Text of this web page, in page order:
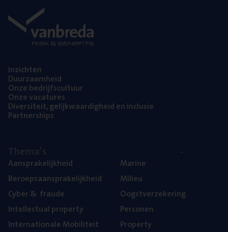
Inzich­ten
Duur­zaam­heid
Onze bedrijfs­cul­tuur
Onze vaca­tu­res
Diver­si­teit, gelijk­waar­dig­heid en inclusie
Part­ner­ships
Aan­spra­ke­lijk­heid
Beroeps­aan­spra­ke­lijk­heid
Cyber& fraude
Intel­lec­tu­al property
Inter­na­ti­o­na­le Mobiliteit
Mari­ne
Mili­eu
Oogst­ver­ze­ke­ring
Per­so­nen
Pro­per­ty